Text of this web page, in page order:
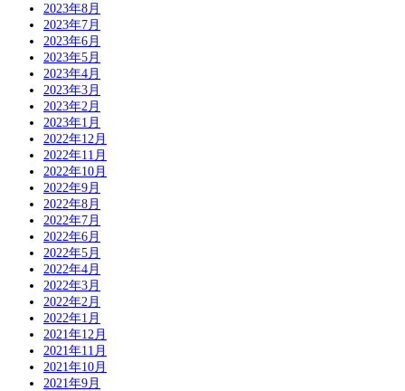
2023年8月
2023年7月
2023年6月
2023年5月
2023年4月
2023年3月
2023年2月
2023年1月
2022年12月
2022年11月
2022年10月
2022年9月
2022年8月
2022年7月
2022年6月
2022年5月
2022年4月
2022年3月
2022年2月
2022年1月
2021年12月
2021年11月
2021年10月
2021年9月